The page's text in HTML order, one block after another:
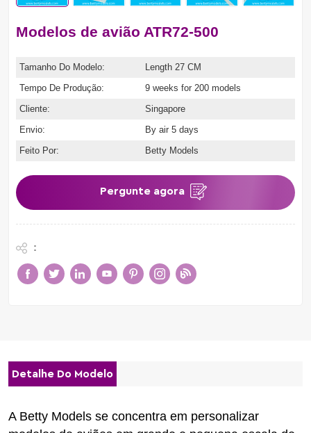
Modelos de avião ATR72-500
Tamanho Do Modelo:
Length 27 CM
Tempo De Produção:
9 weeks for 200 models
Cliente:
Singapore
Envio:
By air 5 days
Feito Por:
Betty Models
Pergunte agora
:
Detalhe Do Modelo
A Betty Models se concentra em personalizar